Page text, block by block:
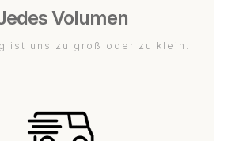
Volumen
ist uns zu groß oder zu klein.